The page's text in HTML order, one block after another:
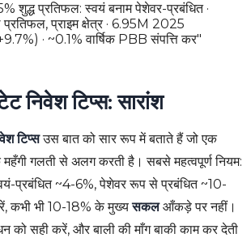
शुद्ध प्रतिफल: स्वयं बनाम पेशेवर-प्रबंधित ·
प्राइम क्षेत्र · 6.95M 2025
· ~0.1% वार्षिक PBB संपत्ति कर"
निवेश टिप्स: सारांश
टिप्सउस बात को सार रूप में बताते हैं जो एक
गलती से अलग करती है। सबसे महत्वपूर्ण नियम:
प्रबंधित ~4-6%, पेशेवर रूप से प्रबंधित ~10-
कभी भी 10-18% के मुख्यसकलआँकड़े पर नहीं।
को सही करें, और बाली की माँग बाकी काम कर देती